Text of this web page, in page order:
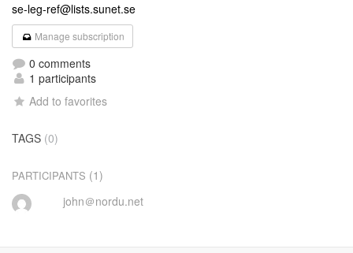
se-leg-ref@lists.sunet.se
Manage subscription
0 comments
1 participants
Add to favorites
TAGS (0)
PARTICIPANTS (1)
john＠nordu.net